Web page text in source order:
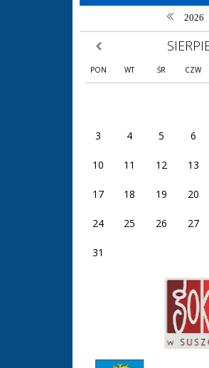
2026
poprzedni miesiąc
PON WT ŚR CZW
3 4 5 6
10 11 12 13
17 18 19 20
24 25 26 27
31
Gmina Suszec